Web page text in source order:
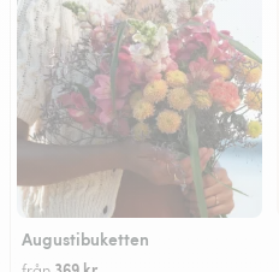
Augustibuketten